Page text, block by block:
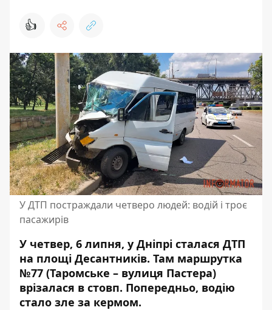
👍
У ДТП постраждали четверо людей: водій і троє
пасажирів
У четвер, 6 липня, у Дніпрі сталася ДТП
на площі Десантників. Там маршрутка
№77 (Таромське – вулиця Пастера)
врізалася в стовп. Попередньо, водію
стало зле за кермом.